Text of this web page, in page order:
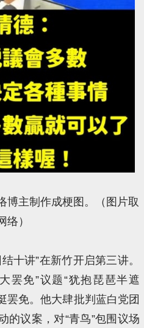
博主制作成梗图。（图片取
络）
十讲”在新竹开启第三讲。
罢免”议题“犹抱琵琶半遮
罢免。他大肆批判蓝白党团
的议案，对“青鸟”包围议场